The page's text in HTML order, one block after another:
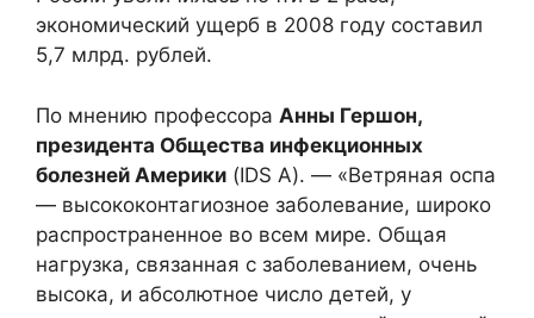
экономический ущерб в 2008 году составил
5,7 млрд. рублей.
По мнению профессора Анны Гершон,
президента Общества инфекционных
болезней Америки (IDS A). — «Ветряная оспа
— высококонтагиозное заболевание, широко
распространенное во всем мире. Общая
нагрузка, связанная с заболеванием, очень
высока, и абсолютное число детей, у